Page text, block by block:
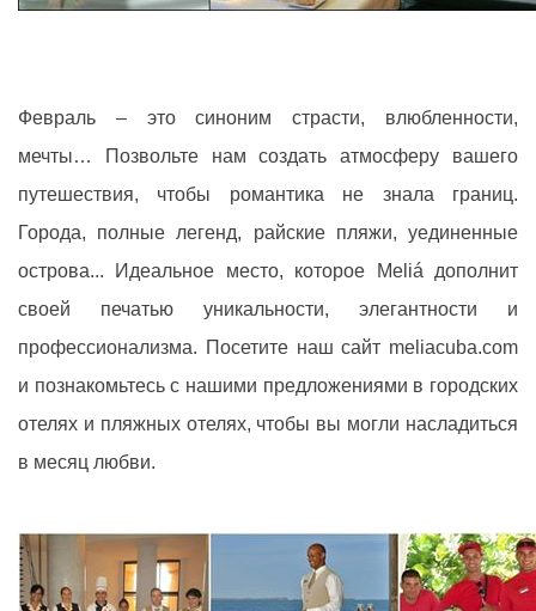
Февраль – это синоним страсти, влюбленности,
мечты… Позвольте нам создать атмосферу вашего
путешествия, чтобы романтика не знала границ.
Города, полные легенд, райские пляжи, уединенные
острова... Идеальное место, которое Meliá дополнит
своей печатью уникальности, элегантности и
профессионализма. Посетите наш сайт meliacuba.com
и познакомьтесь с нашими предложениями в городских
отелях и пляжных отелях, чтобы вы могли насладиться
в месяц любви.